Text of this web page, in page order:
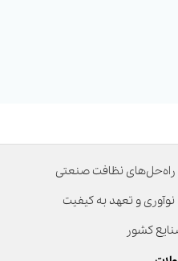
راه‌حل‌های نظافت صنعتی
و تعهد به کیفیت
کشور